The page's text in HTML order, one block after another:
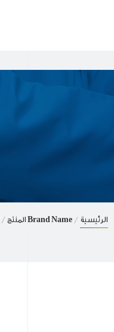
الرئيسية Brand Name المنتج